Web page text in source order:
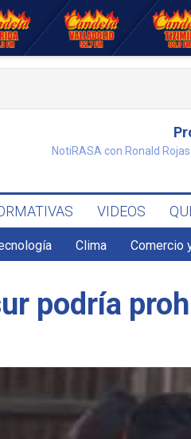
NotiRASA con Ronald
VIDEOS
Clima Comercio
podría